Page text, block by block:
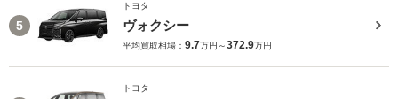
5
トヨタ
ヴォクシー
平均買取相場： 9.7万円～372.9万円
トヨタ